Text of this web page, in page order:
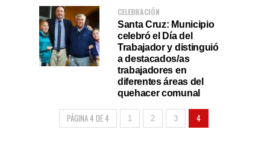
CELEBRACIÓN
Santa Cruz: Municipio
celebró el Día del
Trabajador y distinguió
a destacados/as
trabajadores en
diferentes áreas del
quehacer comunal
PÁGINA 4 DE 4 1 2 3 4